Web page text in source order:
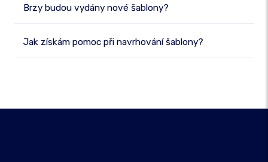
Brzy budou vydány nové šablony?
Jak získám pomoc při navrhování šablony?